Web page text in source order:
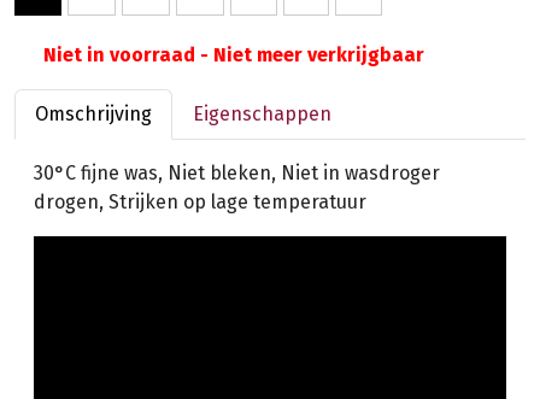
Niet in voorraad - Niet meer verkrijgbaar
Omschrijving Eigenschappen
30°C fijne was, Niet bleken, Niet in wasdroger
drogen, Strijken op lage temperatuur